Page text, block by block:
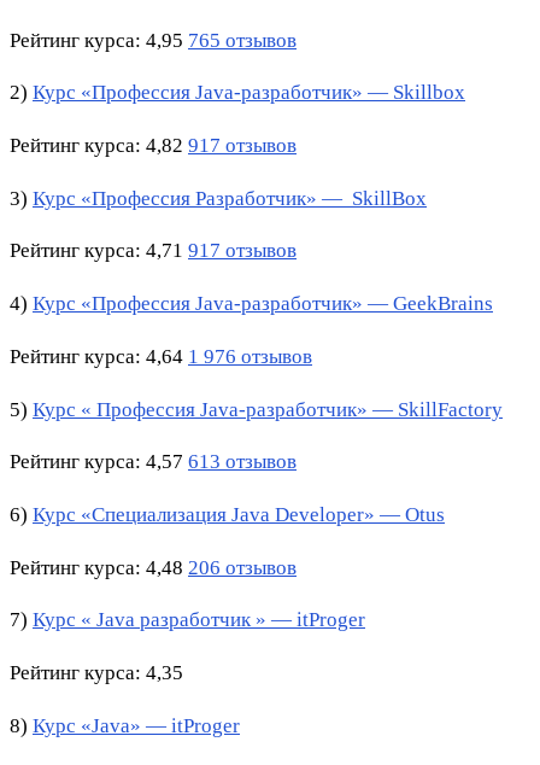
Рейтинг курса: 4,95 765 отзывов
2) Курс «Профессия Java-разработчик» — Skillbox
Рейтинг курса: 4,82 917 отзывов
3) Курс «Профессия Разработчик» — SkillBox
Рейтинг курса: 4,71 917 отзывов
4) Курс «Профессия Java-разработчик» — GeekBrains
Рейтинг курса: 4,64 1 976 отзывов
5) Курс « Профессия Java-разработчик» — SkillFactory
Рейтинг курса: 4,57 613 отзывов
6) Курс «Специализация Java Developer» — Otus
Рейтинг курса: 4,48 206 отзывов
7) Курс « Java разработчик » — itProger
Рейтинг курса: 4,35
8) Курс «Java» — itProger